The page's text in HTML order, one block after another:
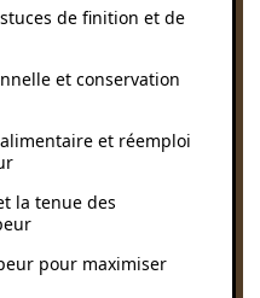
de finition et de
et conservation
et réemploi
la tenue des
pour maximiser